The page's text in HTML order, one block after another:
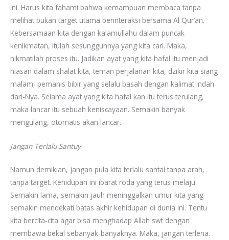
ini. Harus kita fahami bahwa kemampuan membaca tanpa
melihat bukan target utama berinteraksi bersama Al Qur’an.
Kebersamaan kita dengan kalamullahu dalam puncak
kenikmatan, itulah sesungguhnya yang kita cari. Maka,
nikmatilah proses itu. Jadikan ayat yang kita hafal itu menjadi
hiasan dalam shalat kita, teman perjalanan kita, dzikir kita siang
malam, pemanis bibir yang selalu basah dengan kalimat indah
dari-Nya. Selama ayat yang kita hafal kan itu terus terulang,
maka lancar itu sebuah keniscayaan. Semakin banyak
mengulang, otomatis akan lancar.
Jangan Terlalu Santuy
Namun demikian, jangan pula kita terlalu santai tanpa arah,
tanpa target. Kehidupan ini ibarat roda yang terus melaju.
Semakin lama, semakin jauh meninggalkan umur kita yang
semakin mendekati batas akhir kehidupan di dunia ini. Tentu
kita bercita-cita agar bisa menghadap Allah swt dengan
membawa bekal sebanyak-banyaknya. Maka, jangan terlena.